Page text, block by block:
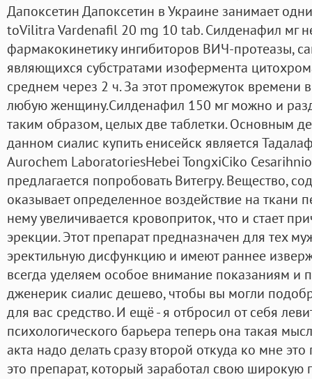
Дапоксетин Дапоксетин в Украине занимает
toVilitra Vardenafil 20 mg 10 tab. Силденафил мг
фармакокинетику ингибиторов ВИЧ-протеазы,
являющихся субстратами изофермента
среднем через 2 ч. За этот промежуток времени
любую женщину.Силденафил 150 мг можно и
таким образом, целых две таблетки. Основным
данном сиалис купить енисейск является
Aurochem LaboratoriesHebei TongxiCiko
предлагается попробовать Витегру. Вещество,
оказывает определенное воздействие на ткани
нему увеличивается кровоприток, что и стает
эрекции. Этот препарат предназначен для тех
эректильную дисфункцию и имеют раннее
всегда уделяем особое внимание показаниям и
дженерик сиалис дешево, чтобы вы могли
для вас средство. И ещё - я отбросил от себя
психологического барьера теперь она такая
акта надо делать сразу второй откуда ко мне
это препарат, который заработал свою широкую